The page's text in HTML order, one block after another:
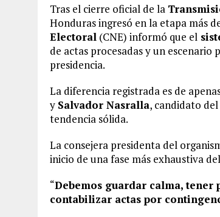
Tras el cierre oficial de la
Honduras ingresó en la etapa más
Electoral (CNE) informó que el
de actas procesadas y un
presidencia.
La diferencia registrada es de
y Salvador Nasralla, candidato
tendencia sólida.
La consejera presidenta del
inicio de una fase más exhaustiva
“Debemos guardar calma, tener
contabilizar actas por